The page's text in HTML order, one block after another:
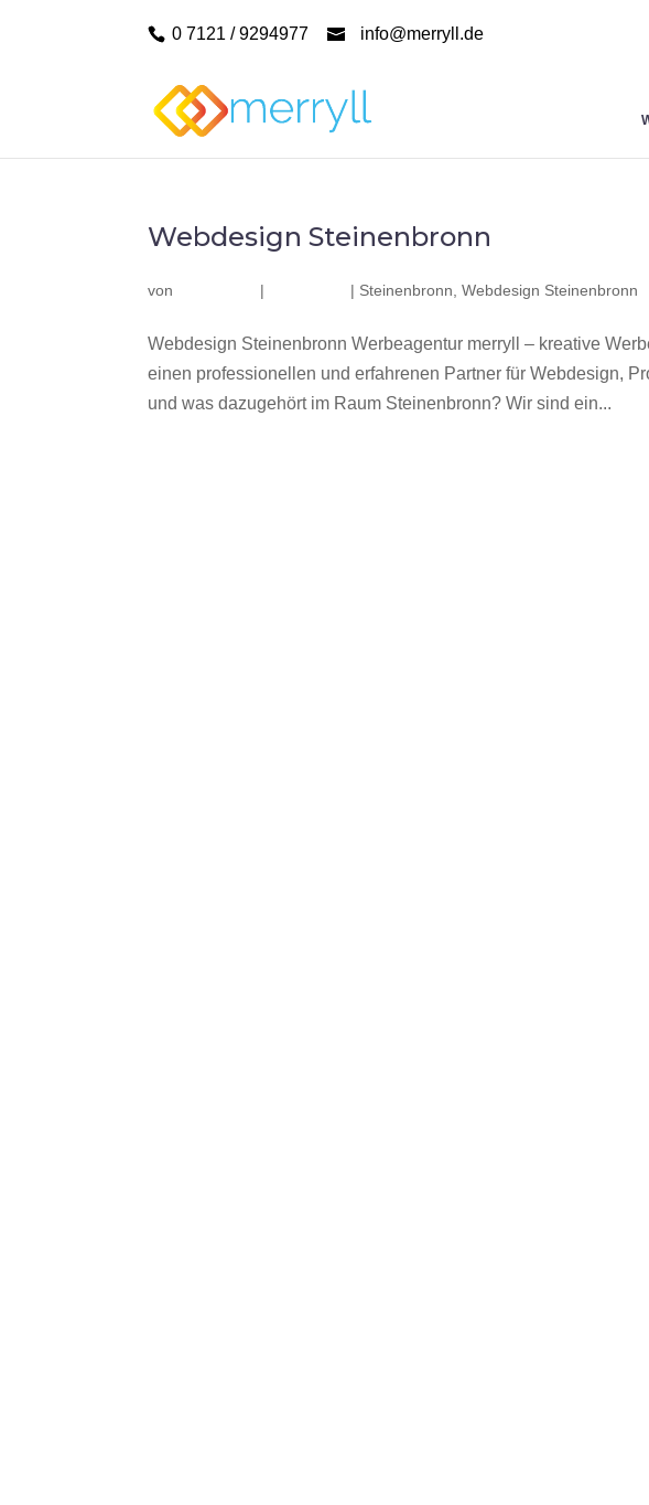
0 7121 / 9294977 info@merryll.de
Webdesign Steinenbronn
von | | Steinenbronn ,Webdesign Steinenbronn
Webdesign Steinenbronn Werbeagentur merryll – kreative
einen professionellen und erfahrenen Partner für Webdesign,
und was dazugehört im Raum Steinenbronn? Wir sind ein...